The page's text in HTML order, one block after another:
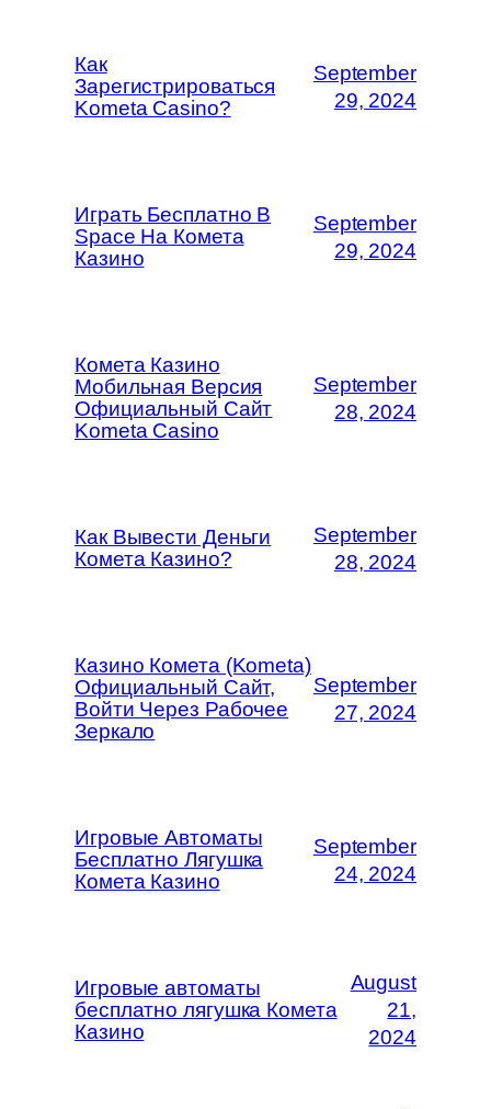
Как
Зарегистрироваться
Kometa Casino?
September
29, 2024
Играть Бесплатно В
Space На Комета
Казино
September
29, 2024
Комета Казино
Мобильная Версия
Официальный Сайт
Kometa Casino
September
28, 2024
Как Вывести Деньги
Комета Казино?
September
28, 2024
Казино Комета (Kometa)
Официальный Сайт,
Войти Через Рабочее
Зеркало
September
27, 2024
Игровые Автоматы
Бесплатно Лягушка
Комета Казино
September
24, 2024
Игровые автоматы
бесплатно лягушка Комета
Казино
August
21,
2024